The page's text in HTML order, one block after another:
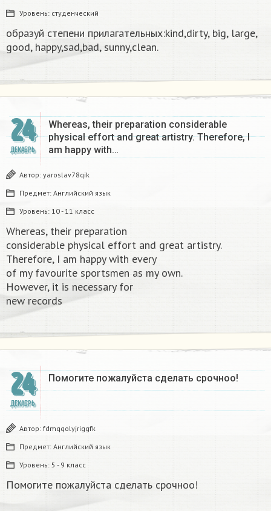
Уровень: студенческий
образуй степени прилагательных:kind,dirty, big, large,
good, happy,sad,bad, sunny,clean.​
24
ДЕКАБРЬ
Whereas, their preparation considerable
physical effort and great artistry. Therefore, I
am happy with…
Автор: yaroslav78qik
Предмет: Английский язык
Уровень: 10 - 11 класс
Whereas, their preparation
considerable physical effort and great artistry.
Therefore, I am happy with every
of my favourite sportsmen as my own.
However, it is necessary for
new records​
24
ДЕКАБРЬ
Помогите пожалуйста сделать срочноо! ​
Автор: fdmqqolyjriggfk
Предмет: Английский язык
Уровень: 5 - 9 класс
Помогите пожалуйста сделать срочноо!